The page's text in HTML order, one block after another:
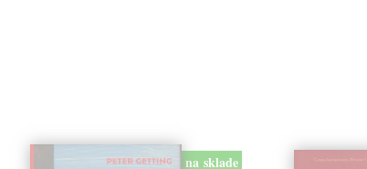
na sklade